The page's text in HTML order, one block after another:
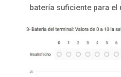
batería suficiente para el